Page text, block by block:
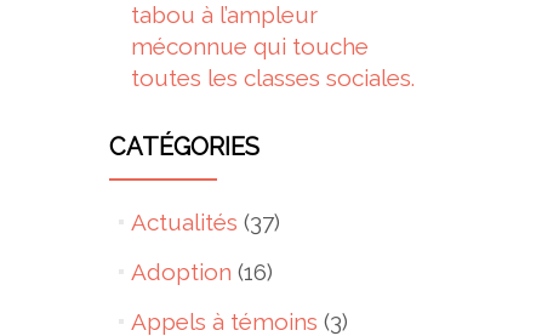
tabou à l’ampleur
méconnue qui touche
toutes les classes sociales.
CATÉGORIES
Actualités (37)
Adoption (16)
Appels à témoins (3)